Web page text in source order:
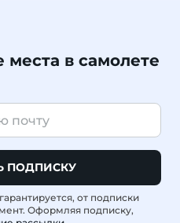
в самолете
ПОДПИСКУ
от подписки
Оформляя подписку,